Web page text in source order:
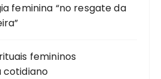
feminina “no resgate da
femininos
cotidiano